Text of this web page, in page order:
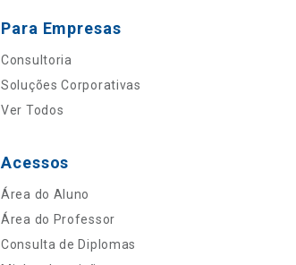
Para Empresas
Consultoria
Soluções Corporativas
Ver Todos
Acessos
Área do Aluno
Área do Professor
Consulta de Diplomas